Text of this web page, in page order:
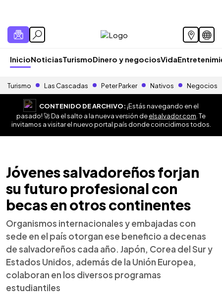
InicioNoticiasTurismoDinero y negociosVida
Turismo Las Cascadas Peter Parker Nativos Negocios
CONTENIDO DE ARCHIVO:¡Estás navegando en el
pasado! 🚀 Da el salto a la nueva versión deelsalvador.com . Te
invitamos a visitar el nuevo portal país donde coincidimos todos.
Jóvenes salvadoreños forjan
su futuro profesional con
becas en otros continentes
Organismos internacionales y embajadas con
sede en el país otorgan ese beneficio a decenas
de salvadoreños cada año. Japón, Corea del Sur y
Estados Unidos, además de la Unión Europea,
colaboran en los diversos programas
estudiantiles